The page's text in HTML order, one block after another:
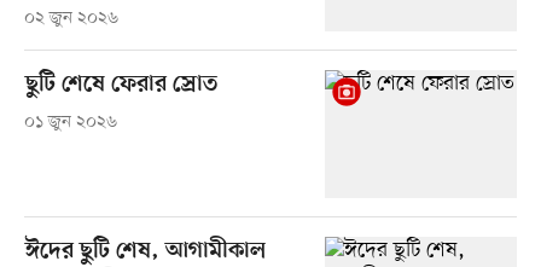
০২ জুন ২০২৬
ছুটি শেষে ফেরার স্রোত
০১ জুন ২০২৬
ঈদের ছুটি শেষ, আগামীকাল